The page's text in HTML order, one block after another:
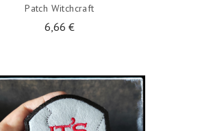
Patch Witchcraft
6,66 €